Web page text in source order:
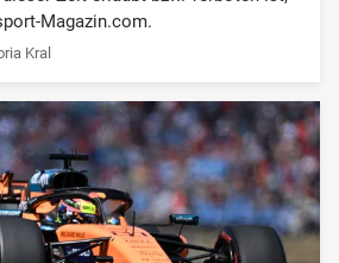
Magazin.com.
Kral